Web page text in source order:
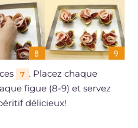
7 . Placez chaque
figue (8-9) et servez
délicieux!